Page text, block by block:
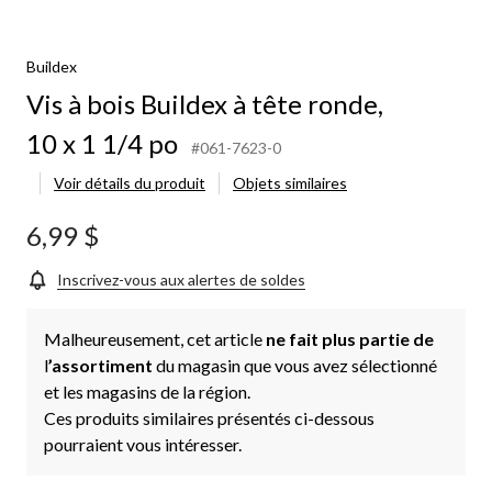
Buildex
Vis à bois Buildex à tête ronde,
10 x 1 1/4 po
#061-7623-0
Voir détails du produit
Objets similaires
6,99 $
Inscrivez-vous aux alertes de soldes
Malheureusement, cet article ne fait plus partie de
l’assortiment du magasin que vous avez sélectionné
et les magasins de la région.
Ces produits similaires présentés ci-dessous
pourraient vous intéresser.